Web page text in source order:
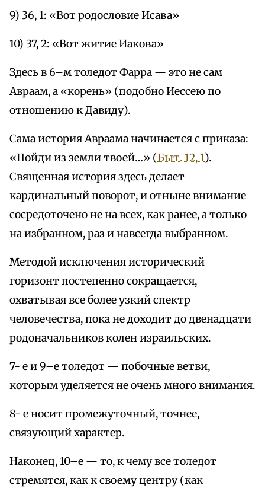
9) 36, 1: «Вот родословие Исава»
10) 37, 2: «Вот житие Иакова»
Здесь в 6–м толедот Фарра — это не сам
Авраам, а «корень» (подобно Иессею по
отношению к Давиду).
Сама история Авраама начинается с приказа:
«Пойди из земли твоей…» (Быт. 12, 1).
Священная история здесь делает
кардинальный поворот, и отныне внимание
сосредоточено не на всех, как ранее, а только
на избранном, раз и навсегда выбранном.
Методой исключения исторический
горизонт постепенно сокращается,
охватывая все более узкий спектр
человечества, пока не доходит до двенадцати
родоначальников колен израильских.
7- е и 9–е толедот — побочные ветви,
которым уделяется не очень много внимания.
8- е носит промежуточный, точнее,
связующий характер.
Наконец, 10–е — то, к чему все толедот
стремятся, как к своему центру (как